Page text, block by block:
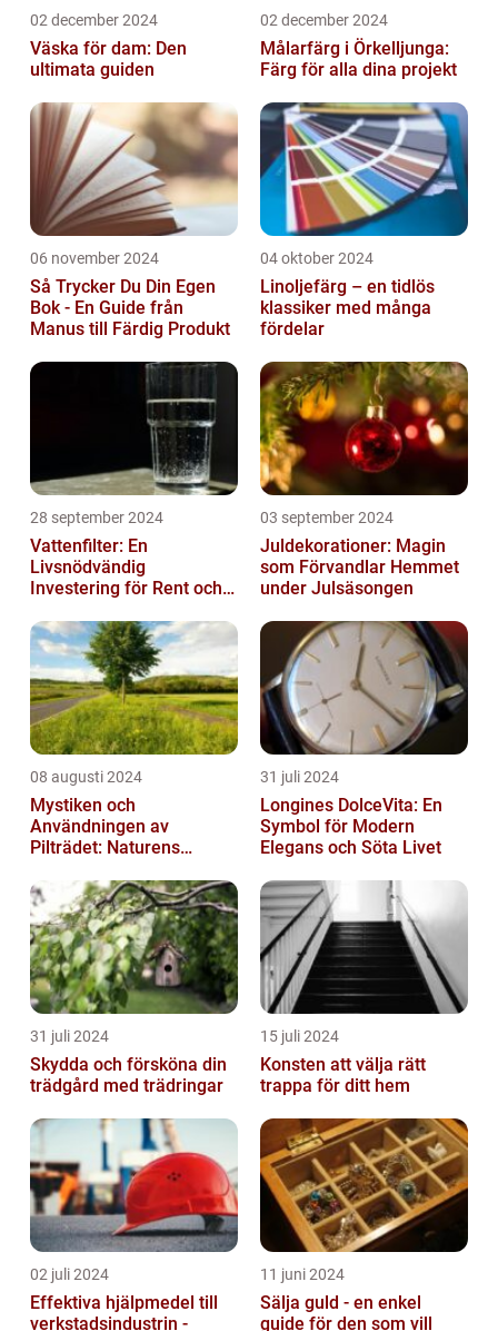
02 december 2024
Väska för dam: Den
ultimata guiden
02 december 2024
Målarfärg i Örkelljunga:
Färg för alla dina projekt
06 november 2024
Så Trycker Du Din Egen
Bok - En Guide från
Manus till Färdig Produkt
04 oktober 2024
Linoljefärg – en tidlös
klassiker med många
fördelar
28 september 2024
Vattenfilter: En
Livsnödvändig
Investering för Rent och
03 september 2024
Juldekorationer: Magin
som Förvandlar Hemmet
under Julsäsongen
08 augusti 2024
Mystiken och
Användningen av
Pilträdet: Naturens
31 juli 2024
Longines DolceVita: En
Symbol för Modern
Elegans och Söta Livet
31 juli 2024
Skydda och försköna din
trädgård med trädringar
15 juli 2024
Konsten att välja rätt
trappa för ditt hem
02 juli 2024
Effektiva hjälpmedel till
verkstadsindustrin -
11 juni 2024
Sälja guld - en enkel
guide för den som vill